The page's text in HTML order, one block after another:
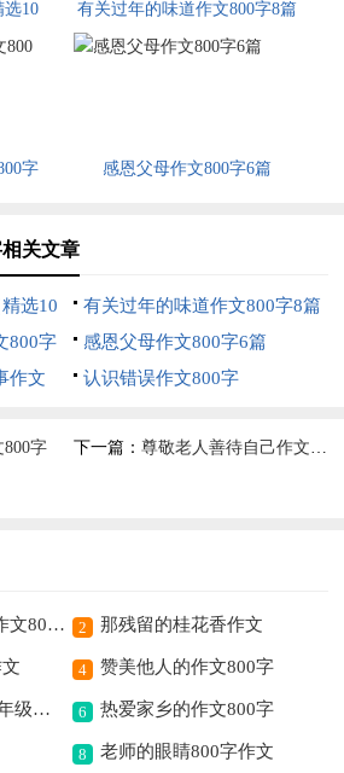
选10
有关过年的味道作文800字8篇
字
感恩父母作文800字6篇
关文章
选10
有关过年的味道作文800字8篇
800字
感恩父母作文800字6篇
作文
认识错误作文800字
字 下一篇： 尊敬老人善待自己作文800字
尊敬老人善待自己作文800字 2 那残留的桂花香作文
4 赞美他人的作文800字
桂花飘香,情飘香五年级作文 6 热爱家乡的作文800字
8 老师的眼睛800字作文